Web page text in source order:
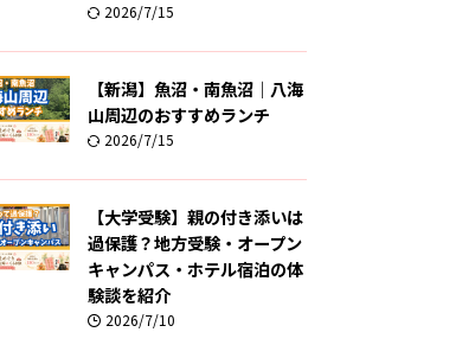
2026/7/15
【新潟】魚沼・南魚沼｜八海
山周辺のおすすめランチ
2026/7/15
【大学受験】親の付き添いは
過保護？地方受験・オープン
キャンパス・ホテル宿泊の体
験談を紹介
2026/7/10